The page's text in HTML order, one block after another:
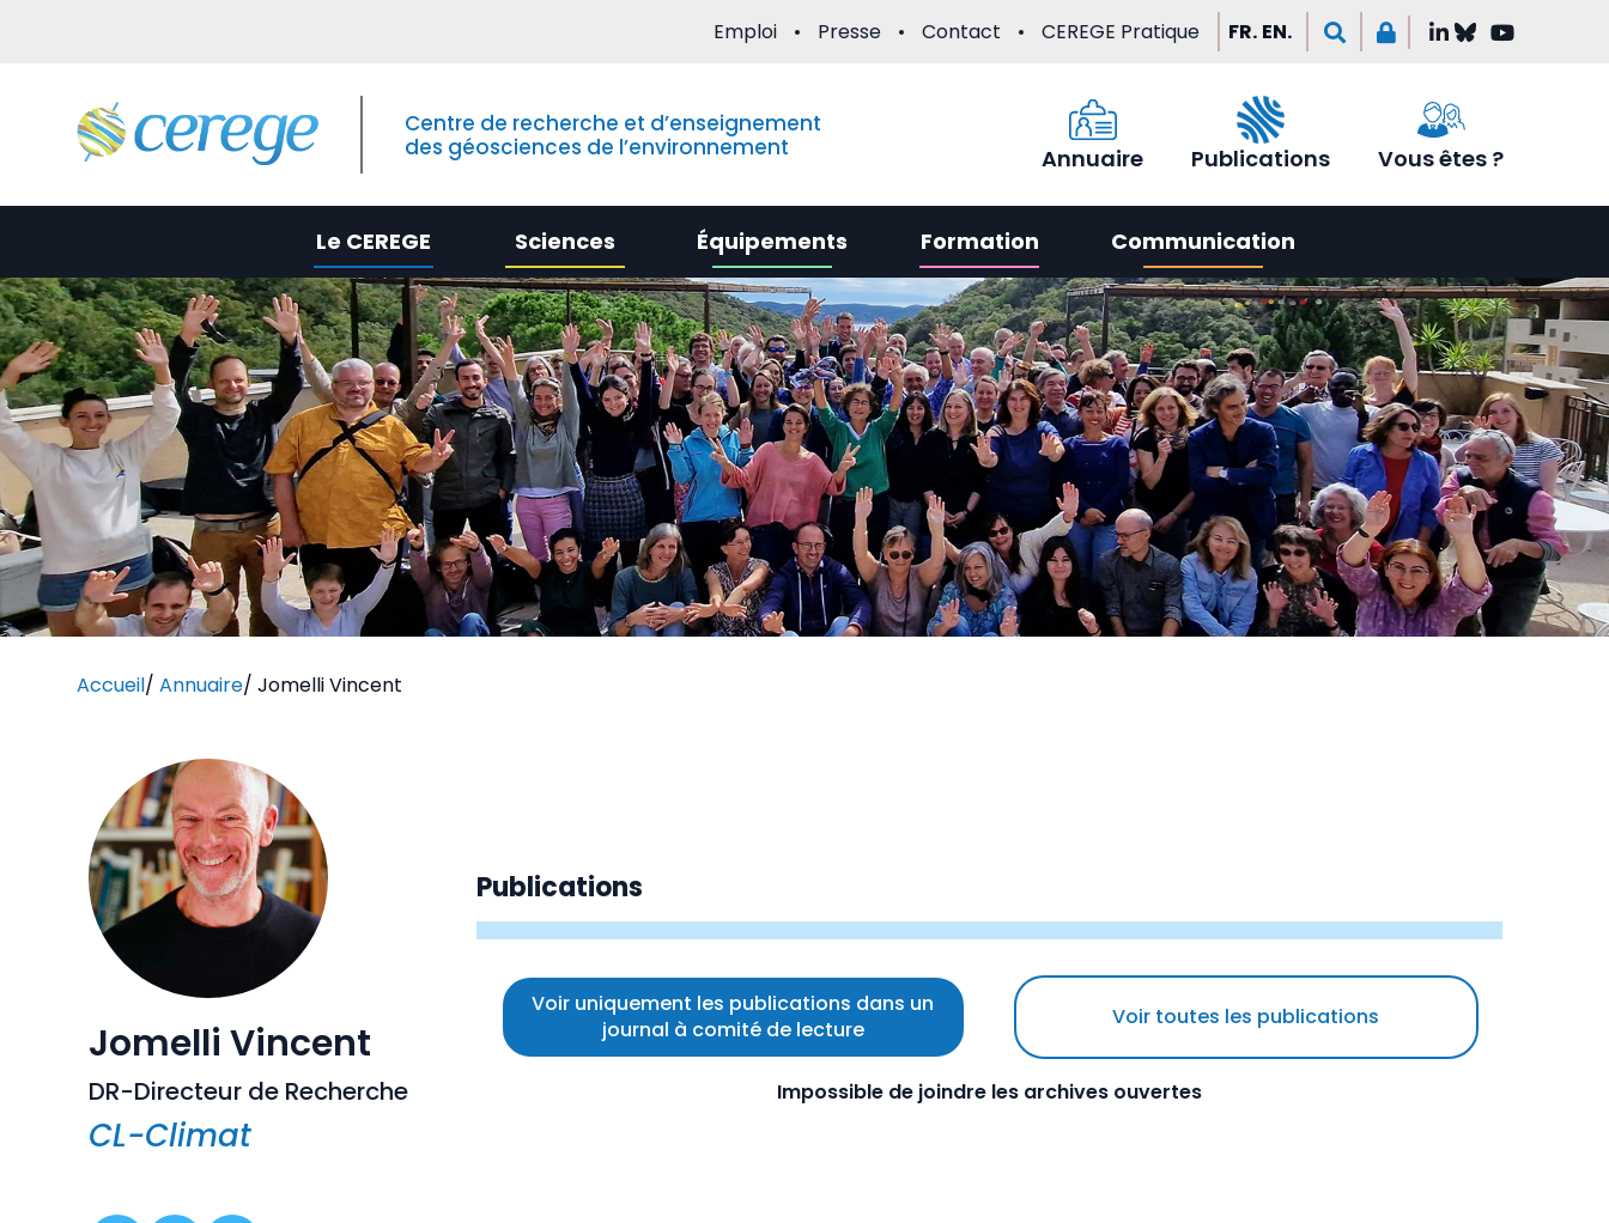
Emploi Presse Contact CEREGE Pratique FR. EN.
Centre de recherche et d’enseignement
des géosciences de l’environnement
Annuaire Publications Vous êtes ?
Le CEREGE Sciences Équipements Formation Communication
Accueil/ Annuaire/ Jomelli Vincent
Jomelli Vincent
DR-Directeur de Recherche
CL-Climat
Publications
Voir uniquement les publications dans un
journal à comité de lecture
Voir toutes les publications
Impossible de joindre les archives ouvertes